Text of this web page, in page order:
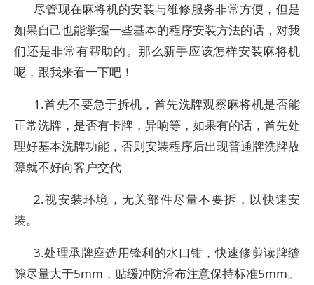
尽管现在麻将机的安装与维修服务非常方便，但是
如果自己也能掌握一些基本的程序安装方法的话，对我
们还是非常有帮助的。那么新手应该怎样安装麻将机
呢，跟我来看一下吧！
1.首先不要急于拆机，首先洗牌观察麻将机是否能
正常洗牌，是否有卡牌，异响等，如果有的话，首先处
理好基本洗牌功能，否则安装程序后出现普通牌洗牌故
障就不好向客户交代
2.视安装环境，无关部件尽量不要拆，以快速安
装。
3.处理承牌座选用锋利的水口钳，快速修剪读牌缝
隙尽量大于5mm，贴缓冲防滑布注意保持标准5mm。